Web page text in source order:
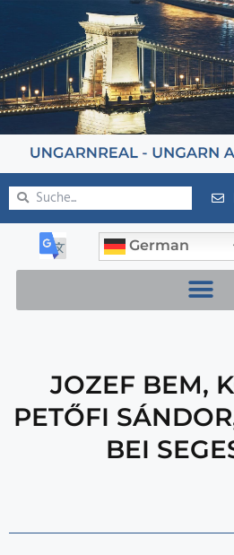
German
JOZEF BEM,
PETŐFI SÁNDOR
BEI